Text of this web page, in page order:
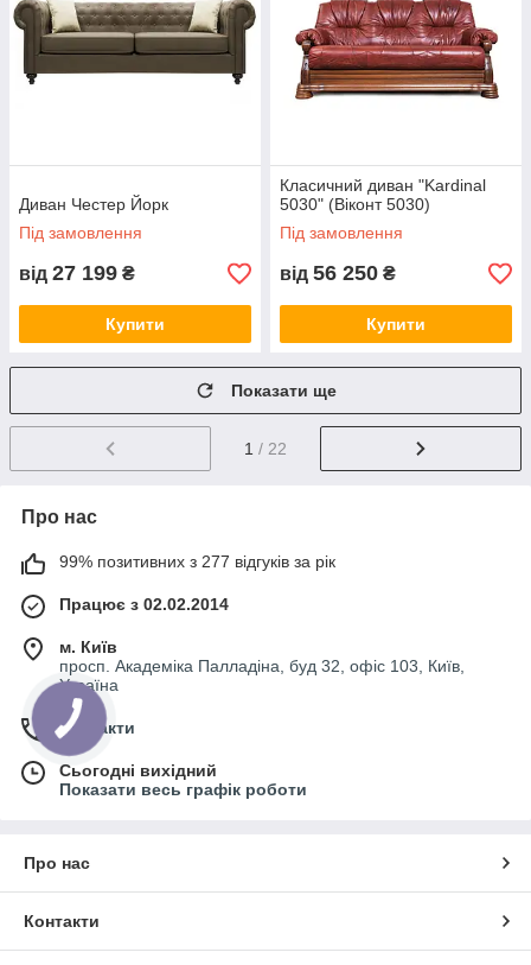
Диван Честер Йорк
Під замовлення
від 27 199 ₴
Купити
Класичний диван "Kardinal
5030" (Віконт 5030)
Під замовлення
від 56 250 ₴
Купити
Показати ще
1 / 22
Про нас
99% позитивних з 277 відгуків за рік
Працює з 02.02.2014
м. Київ
просп. Академіка Палладіна, буд 32, офіс 103, Київ,
Україна
Контакти
Сьогодні вихідний
Показати весь графік роботи
Про нас
Контакти